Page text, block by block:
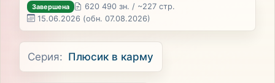
Завершена
620 490 зн. / ~227 стр.
15.06.2026 (обн. 07.08.2026)
Серия: Плюсик в карму